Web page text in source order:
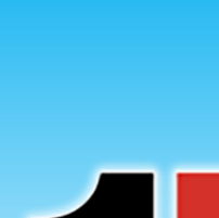
Uczniowie